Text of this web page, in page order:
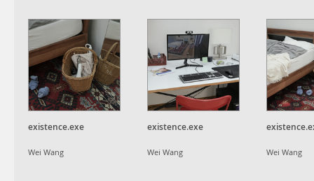
existence.exe
Wei Wang
existence.exe
Wei Wang Wei Wang